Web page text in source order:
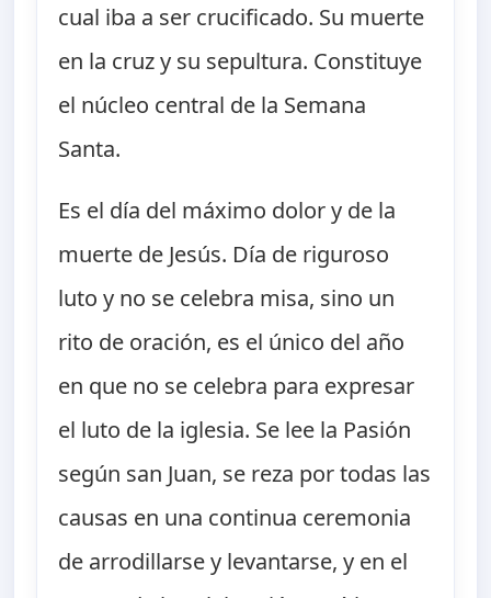
cual iba a ser crucificado. Su muerte
en la cruz y su sepultura. Constituye
el núcleo central de la Semana
Santa.
Es el día del máximo dolor y de la
muerte de Jesús. Día de riguroso
luto y no se celebra misa, sino un
rito de oración, es el único del año
en que no se celebra para expresar
el luto de la iglesia. Se lee la Pasión
según san Juan, se reza por todas las
causas en una continua ceremonia
de arrodillarse y levantarse, y en el